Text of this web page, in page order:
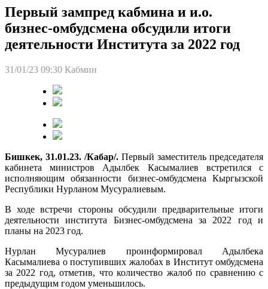
Первый зампред кабмина и и.о.
бизнес-омбудсмена обсудили итоги
деятельности Института за 2022 год
31/01/23 09:30 Кабмин
Бишкек, 31.01.23. /Кабар/. Первый заместитель председателя
кабинета министров Адылбек Касымалиев встретился с
исполняющим обязанности бизнес-омбудсмена Кыргызской
Республики Нурланом Мусуралиевым.
В ходе встречи стороны обсудили предварительные итоги
деятельности института Бизнес-омбудсмена за 2022 год и
планы на 2023 год.
Нурлан Мусуралиев проинформировал Адылбека
Касымалиева о поступивших жалобах в Институт омбудсмена
за 2022 год, отметив, что количество жалоб по сравнению с
предыдущим годом уменьшилось.